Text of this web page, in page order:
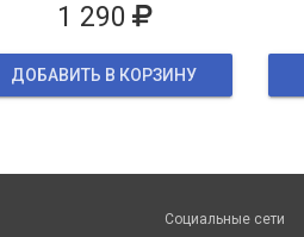
1 290
ДОБАВИТЬ В КОРЗИНУ
Социальные сети